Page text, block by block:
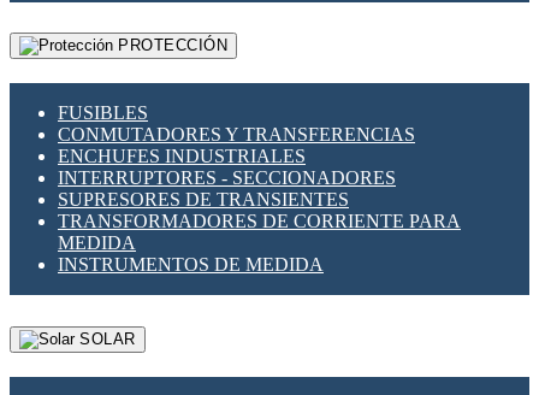
PROTECCIÓN
FUSIBLES
CONMUTADORES Y TRANSFERENCIAS
ENCHUFES INDUSTRIALES
INTERRUPTORES - SECCIONADORES
SUPRESORES DE TRANSIENTES
TRANSFORMADORES DE CORRIENTE PARA
MEDIDA
INSTRUMENTOS DE MEDIDA
SOLAR